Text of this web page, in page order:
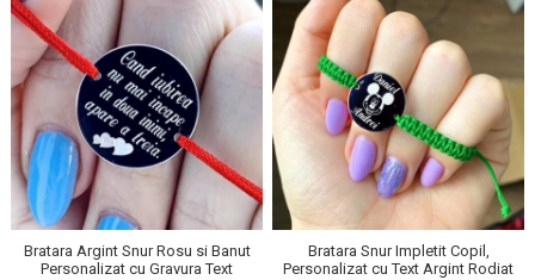
Bratara Argint Snur Rosu si Banut
Personalizat cu Gravura Text
Bratara Snur Impletit Copil,
Personalizat cu Text Argint Rodiat